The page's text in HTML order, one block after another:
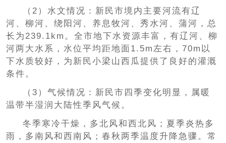
（2）水文情况：新民市境内主要河流有辽
河、柳河、绕阳河、养息牧河、秀水河、蒲河，总
长为239.1km。全市地下水资源丰富，有辽河、柳
河两大水系，水位平均距地面1.5m左右，70m以
下水质较好，为新民小梁山西瓜提供了良好的灌溉
条件。
（3）气候情况：新民市四季变化明显，属暖
温带半湿润大陆性季风气候。
冬季寒冷干燥，多北风和西北风；夏季炎热多
雨，多南风和西南风；春秋两季温度升降急骤。常